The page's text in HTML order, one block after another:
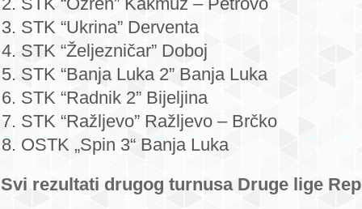
STK “Ukrina” Derventa
STK “Željezničar” Doboj
STK “Banja Luka 2” Banja Luka
STK “Radnik 2” Bijeljina
STK “Ražljevo” Ražljevo – Brčko
OSTK „Spin 3“ Banja Luka
Svi rezultati drugog turnusa Druge lige